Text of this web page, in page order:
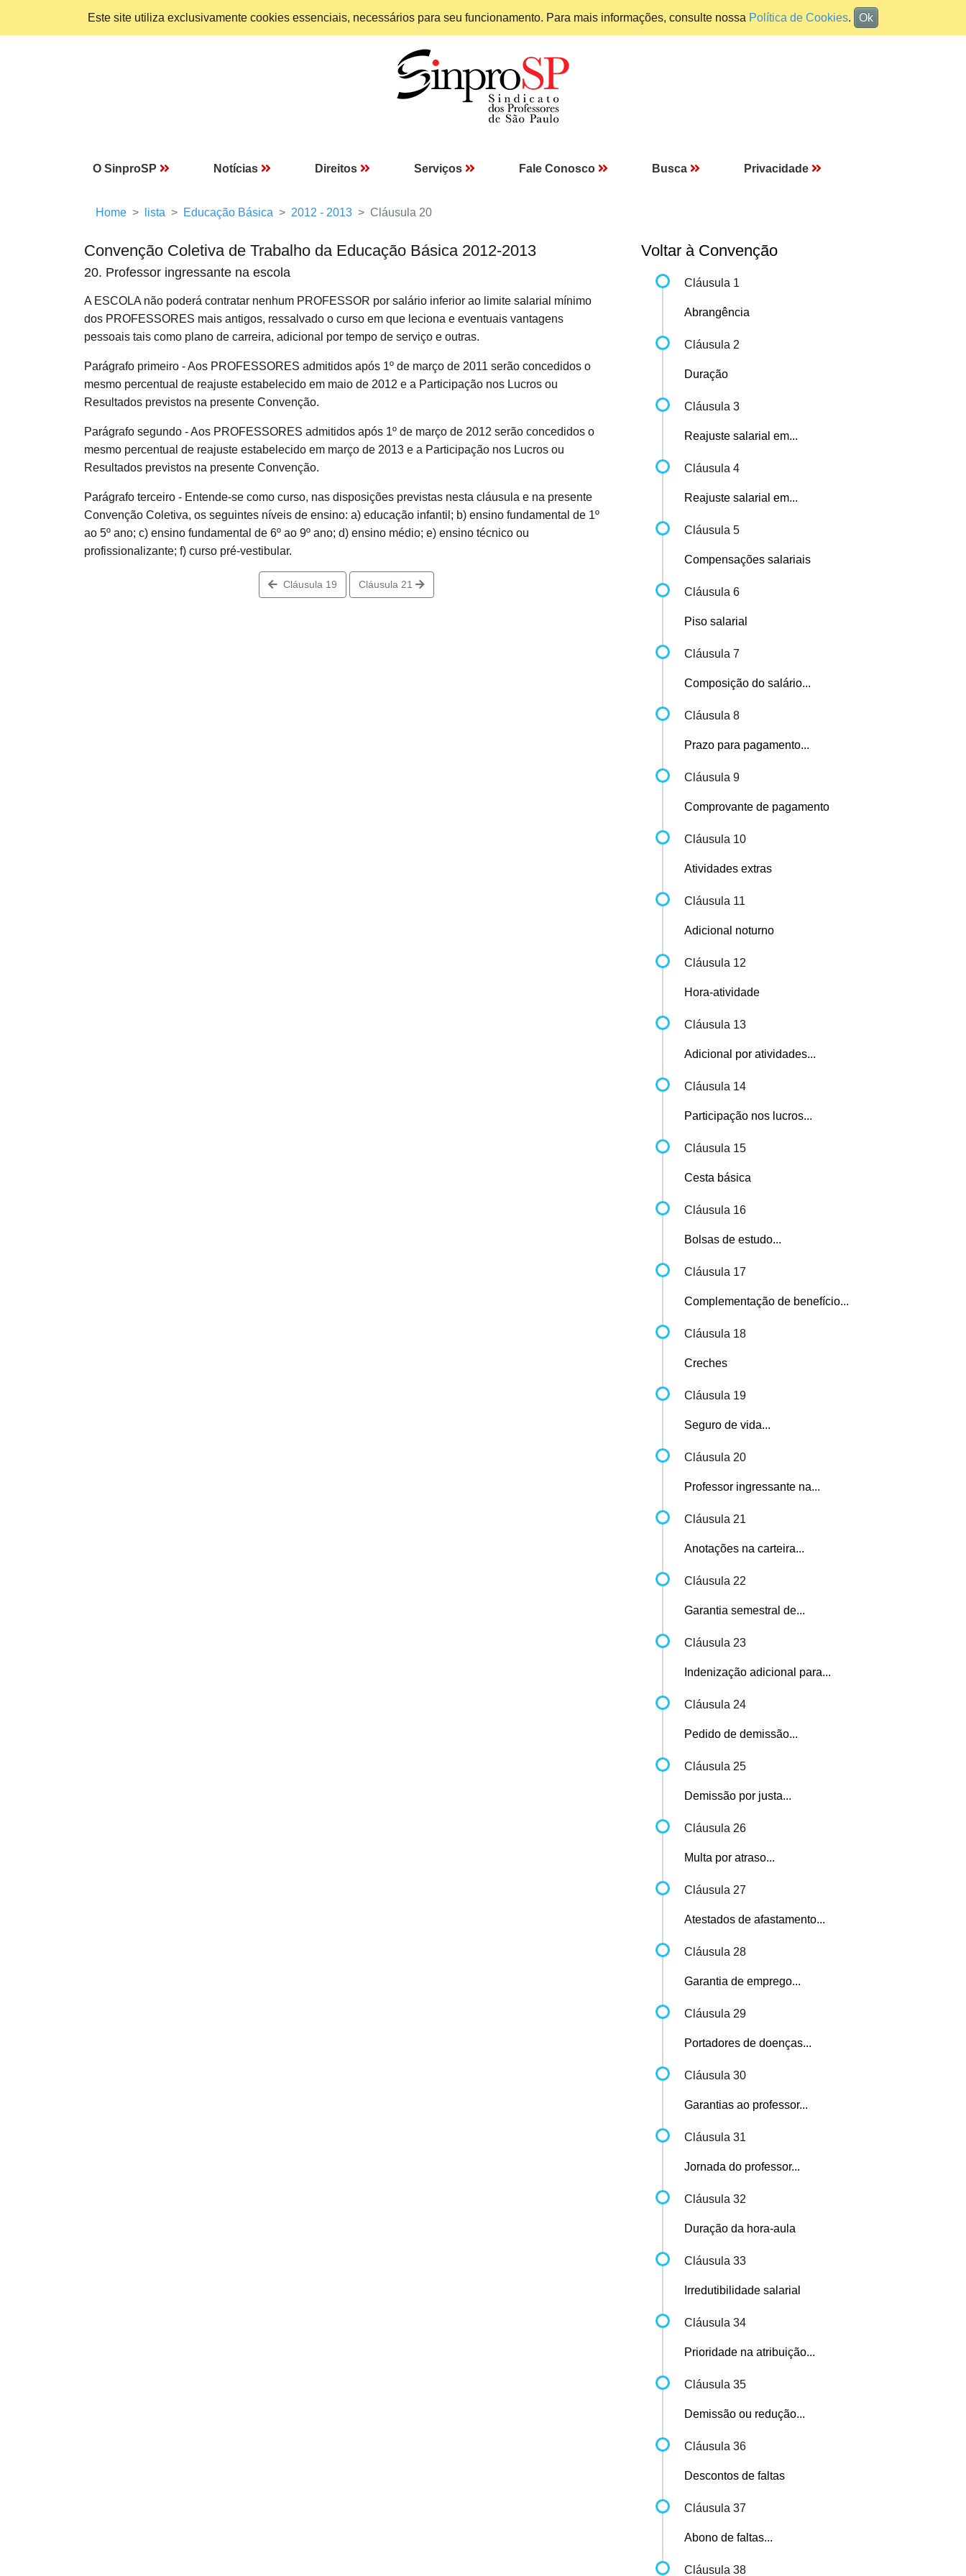
Este site utiliza exclusivamente cookies essenciais, necessários para seu funcionamento. Para mais informações, consulte nossa Política de Cookies. Ok
O SinproSP Notícias Direitos Serviços Fale Conosco Busca Privacidade
Home lista Educação Básica 2012 - 2013 Cláusula 20
Convenção Coletiva de Trabalho da Educação Básica 2012-2013
20. Professor ingressante na escola
A ESCOLA não poderá contratar nenhum PROFESSOR por salário inferior ao limite salarial mínimo
dos PROFESSORES mais antigos, ressalvado o curso em que leciona e eventuais vantagens
pessoais tais como plano de carreira, adicional por tempo de serviço e outras.
Parágrafo primeiro - Aos PROFESSORES admitidos após 1º de março de 2011 serão concedidos o
mesmo percentual de reajuste estabelecido em maio de 2012 e a Participação nos Lucros ou
Resultados previstos na presente Convenção.
Parágrafo segundo - Aos PROFESSORES admitidos após 1º de março de 2012 serão concedidos o
mesmo percentual de reajuste estabelecido em março de 2013 e a Participação nos Lucros ou
Resultados previstos na presente Convenção.
Parágrafo terceiro - Entende-se como curso, nas disposições previstas nesta cláusula e na presente
Convenção Coletiva, os seguintes níveis de ensino: a) educação infantil; b) ensino fundamental de 1º
ao 5º ano; c) ensino fundamental de 6º ao 9º ano; d) ensino médio; e) ensino técnico ou
profissionalizante; f) curso pré-vestibular.
Cláusula 19 Cláusula 21
Voltar à Convenção
Cláusula 1
Abrangência
Cláusula 2
Duração
Cláusula 3
Reajuste salarial em...
Cláusula 4
Reajuste salarial em...
Cláusula 5
Compensações salariais
Cláusula 6
Piso salarial
Cláusula 7
Composição do salário...
Cláusula 8
Prazo para pagamento...
Cláusula 9
Comprovante de pagamento
Cláusula 10
Atividades extras
Cláusula 11
Adicional noturno
Cláusula 12
Hora-atividade
Cláusula 13
Adicional por atividades...
Cláusula 14
Participação nos lucros...
Cláusula 15
Cesta básica
Cláusula 16
Bolsas de estudo...
Cláusula 17
Complementação de benefício...
Cláusula 18
Creches
Cláusula 19
Seguro de vida...
Cláusula 20
Professor ingressante na...
Cláusula 21
Anotações na carteira...
Cláusula 22
Garantia semestral de...
Cláusula 23
Indenização adicional para...
Cláusula 24
Pedido de demissão...
Cláusula 25
Demissão por justa...
Cláusula 26
Multa por atraso...
Cláusula 27
Atestados de afastamento...
Cláusula 28
Garantia de emprego...
Cláusula 29
Portadores de doenças...
Cláusula 30
Garantias ao professor...
Cláusula 31
Jornada do professor...
Cláusula 32
Duração da hora-aula
Cláusula 33
Irredutibilidade salarial
Cláusula 34
Prioridade na atribuição...
Cláusula 35
Demissão ou redução...
Cláusula 36
Descontos de faltas
Cláusula 37
Abono de faltas...
Cláusula 38